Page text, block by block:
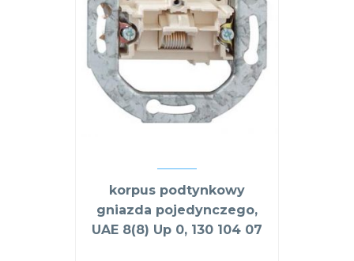
korpus podtynkowy
gniazda pojedynczego,
UAE 8(8) Up 0, 130 104 07